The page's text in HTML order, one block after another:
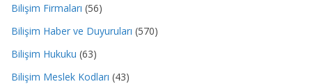
Bilişim Firmaları (56)
Bilişim Haber ve Duyuruları (570)
Bilişim Hukuku (63)
Bilişim Meslek Kodları (43)